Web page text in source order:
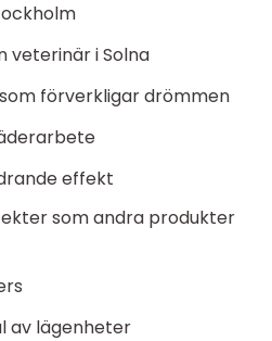
veterinär i Solna
förverkligar drömmen
effekt
som andra produkter
av lägenheter